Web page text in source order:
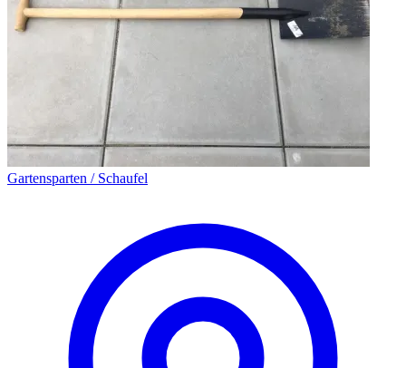
Gartensparten / Schaufel